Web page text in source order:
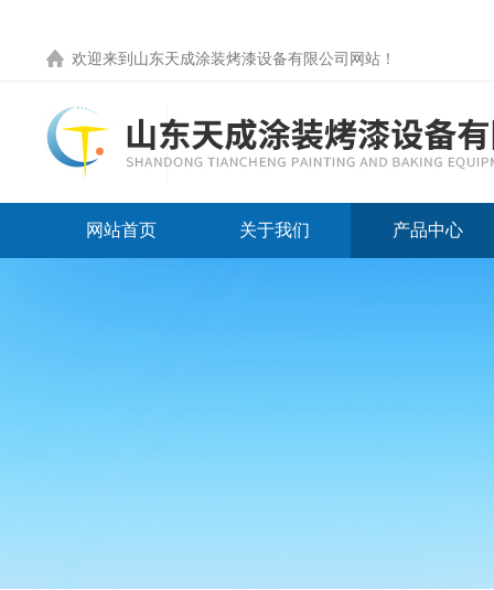
欢迎来到 山东天成涂装烤漆设备有限公司网站 ！
网站首页 关于我们 产品中心